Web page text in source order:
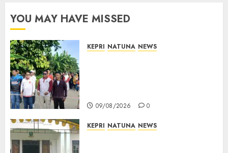
YOU MAY HAVE MISSED
KEPRI NATUNA NEWS
09/08/2026 0
KEPRI NATUNA NEWS